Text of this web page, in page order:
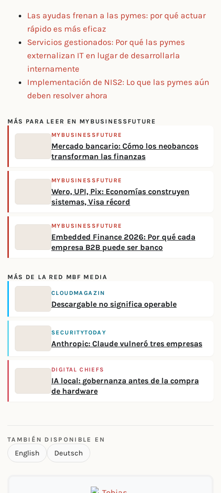
Las ayudas frenan a las pymes: por qué actuar
rápido es más eficaz
Servicios gestionados: Por qué las pymes
externalizan IT en lugar de desarrollarla
internamente
Implementación de NIS2: Lo que las pymes aún
deben resolver ahora
MÁS PARA LEER EN MYBUSINESSFUTURE
MYBUSINESSFUTURE
Mercado bancario: Cómo los neobancos
transforman las finanzas
MYBUSINESSFUTURE
Wero, UPI, Pix: Economías construyen
sistemas, Visa récord
MYBUSINESSFUTURE
Embedded Finance 2026: Por qué cada
empresa B2B puede ser banco
MÁS DE LA RED MBF MEDIA
CLOUDMAGAZIN
Descargable no significa operable
SECURITYTODAY
Anthropic: Claude vulneró tres empresas
DIGITAL CHIEFS
IA local: gobernanza antes de la compra
de hardware
TAMBIÉN DISPONIBLE EN
English Deutsch